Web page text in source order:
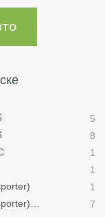
5
8
1
1
1
пасс.
7